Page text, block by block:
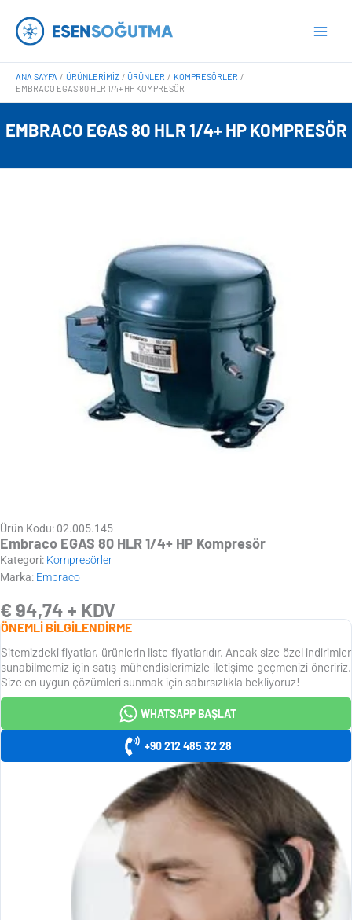
atla
ANA SAYFA ÜRÜNLERIMIZ ÜRÜNLER
KOMPRESÖRLER
EMBRACO EGAS 80 HLR 1/4+ HP KOMPRESÖR
EMBRACO EGAS 80 HLR 1/4+ HP KOMPRESÖR
Ürün Kodu: 02.005.145
Embraco EGAS 80 HLR 1/4+ HP Kompresör
Kategori: Kompresörler
Marka: Embraco
€ 94,74 + KDV
ÖNEMLİ BİLGİLENDİRME
Sitemizdeki fiyatlar, ürünlerin liste fiyatlarıdır. Ancak size özel indirimler
sunabilmemiz için satış mühendislerimizle iletişime geçmenizi öneririz.
Size en uygun çözümleri sunmak için sabırsızlıkla bekliyoruz!
WHATSAPP BAŞLAT
+90 212 485 32 28